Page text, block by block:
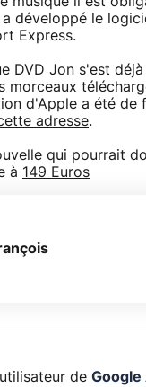
a développé le
Express.
DVD Jon s'est
morceaux
d'Apple a été
adresse.
qui pourrait
à 149 Euros
de Google